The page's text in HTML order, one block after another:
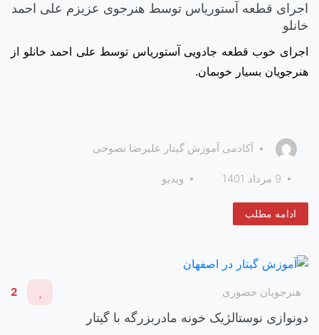
اجرای قطعه آستوریاس توسط هنرجوی عزیزم علی احمد
خانلو
اجرای خوب قطعه جادویی آستوریاس توسط علی احمد خانلو از
هنرجویان بسیار خوبمان.
آکادمی آموزش گیتار علیرضا نصوحی
9 مرداد 1401 ویدیو
ادامه مطلب
هنرجویان حضوری 2
دونوازی نوستالژیک خونه مادربزرگه با گیتار